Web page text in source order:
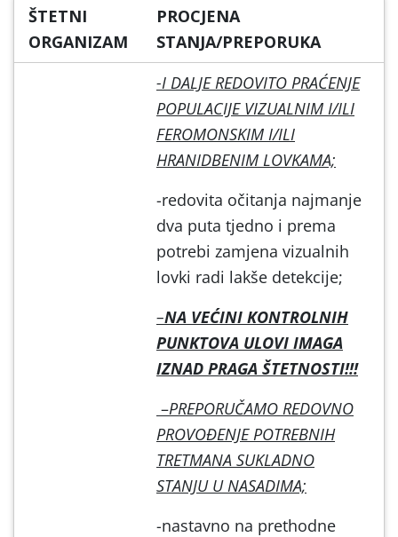
ŠTETNI
ORGANIZAM
PROCJENA
STANJA/PREPORUKA
-I DALJE REDOVITO PRAĆENJE
POPULACIJE VIZUALNIM I/ILI
FEROMONSKIM I/ILI
HRANIDBENIM LOVKAMA;
-redovita očitanja najmanje
dva puta tjedno i prema
potrebi zamjena vizualnih
lovki radi lakše detekcije;
–NA VEĆINI KONTROLNIH
PUNKTOVA ULOVI IMAGA
IZNAD PRAGA ŠTETNOSTI!!!
–PREPORUČAMO REDOVNO
PROVOĐENJE POTREBNIH
TRETMANA SUKLADNO
STANJU U NASADIMA;
-nastavno na prethodne